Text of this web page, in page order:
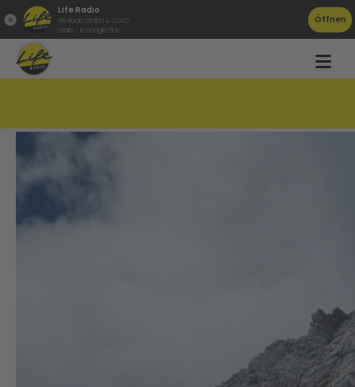
Life Radio
Life Radio GmbH & Co.KG
Gratis - in Google Play
Öffnen